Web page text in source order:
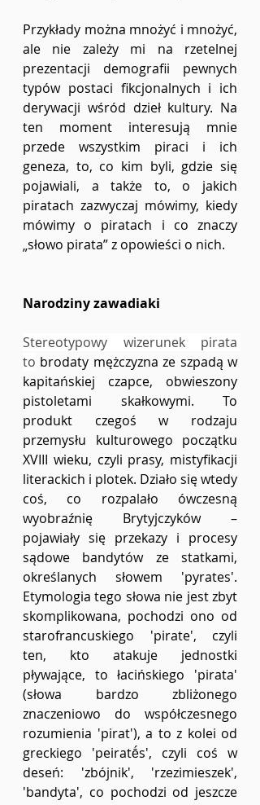
Przykłady można mnożyć i mnożyć,
ale nie zależy mi na rzetelnej
prezentacji demografii pewnych
typów postaci fikcjonalnych i ich
derywacji wśród dzieł kultury. Na
ten moment interesują mnie
przede wszystkim piraci i ich
geneza, to, co kim byli, gdzie się
pojawiali, a także to, o jakich
piratach zazwyczaj mówimy, kiedy
mówimy o piratach i co znaczy
„słowo pirata” z opowieści o nich.
Narodziny zawadiaki
Stereotypowy wizerunek pirata
to brodaty mężczyzna ze szpadą w
kapitańskiej czapce, obwieszony
pistoletami skałkowymi. To
produkt czegoś w rodzaju
przemysłu kulturowego początku
XVIII wieku, czyli prasy, mistyfikacji
literackich i plotek. Działo się wtedy
coś, co rozpalało ówczesną
wyobraźnię Brytyjczyków –
pojawiały się przekazy i procesy
sądowe bandytów ze statkami,
określanych słowem 'pyrates'.
Etymologia tego słowa nie jest zbyt
skomplikowana, pochodzi ono od
starofrancuskiego 'pirate', czyli
ten, kto atakuje jednostki
pływające, to łacińskiego 'pirata'
(słowa bardzo zbliżonego
znaczeniowo do współczesnego
rozumienia 'pirat'), a to z kolei od
greckiego 'peiratḗs', czyli coś w
deseń: 'zbójnik', 'rzezimieszek',
'bandyta', co pochodzi od jeszcze